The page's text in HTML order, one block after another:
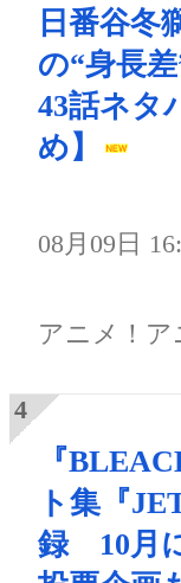
日番谷冬
の“身長
43話ネタ
め】
08月09日
アニメ！ア
『
ト集『
録 10月